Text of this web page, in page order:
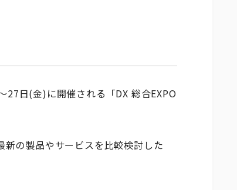
日(金)に開催される「DX 総合EXPO
の製品やサービスを比較検討した